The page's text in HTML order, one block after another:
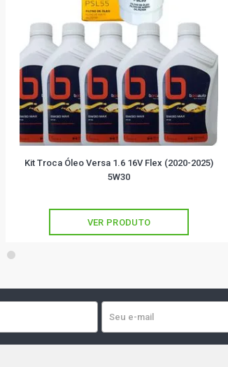
Kit Troca Óleo Versa 1.6 16V Flex (2020-2025)
5W30
VER PRODUTO
2